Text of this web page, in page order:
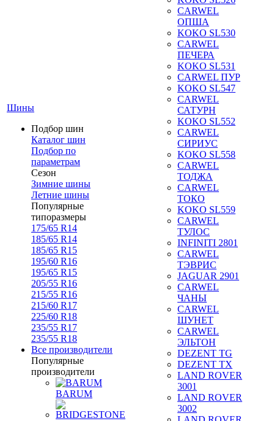
Шины
Подбор шин
Каталог шин
Подбор по
параметрам
Сезон
Зимние шины
Летние шины
Популярные
типоразмеры
175/65 R14
185/65 R14
185/65 R15
195/60 R16
195/65 R15
205/55 R16
215/55 R16
215/60 R17
225/60 R18
235/55 R17
235/55 R18
Все производители
Популярные
производители
BARUM
CARWEL
ОПША
KOKO SL530
CARWEL
ПЕЧЕРА
KOKO SL531
CARWEL ПУР
KOKO SL547
CARWEL
САТУРН
KOKO SL552
CARWEL
СИРИУС
KOKO SL558
CARWEL
ТОДЖА
CARWEL
ТОКО
KOKO SL559
CARWEL
ТУЛОС
INFINITI 2801
CARWEL
ТЭВРИС
JAGUAR 2901
CARWEL
ЧАНЫ
CARWEL
ШУНЕТ
CARWEL
ЭЛЬТОН
DEZENT TG
DEZENT TX
LAND ROVER
3001
LAND ROVER
3002